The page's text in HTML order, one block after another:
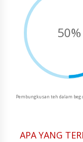
50%
Pembungkusan teh dalam beg
APA YANG